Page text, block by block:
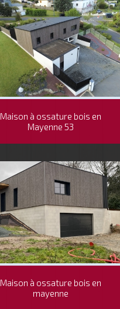
Maison à ossature bois en
Mayenne 53
Maison à ossature bois en
mayenne